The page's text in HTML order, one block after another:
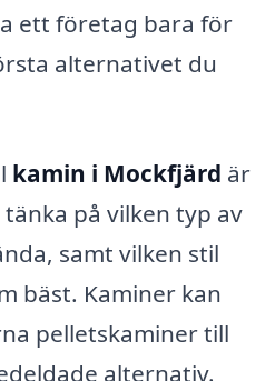
ett företag bara för
alternativet du
kamin i Mockfjärd är
på vilken typ av
samt vilken stil
bäst. Kaminer kan
pelletskaminer till
alternativ.